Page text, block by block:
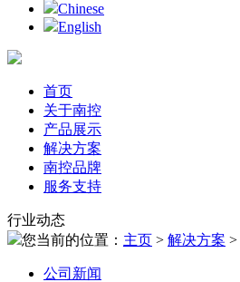
Chinese
English
首页
关于南控
产品展示
解决方案
南控品牌
服务支持
行业动态
您当前的位置： 主页 > 解决方案 >
公司新闻